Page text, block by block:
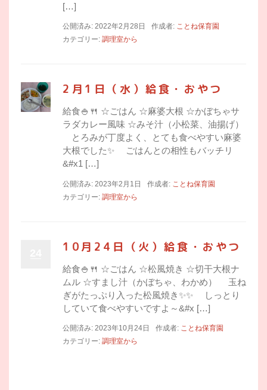
[…]
公開済み: 2022年2月28日 作成者: ことね保育園
カテゴリー: 調理室から
2月1日（水）給食・おやつ
給食🍚🍴 ☆ごはん ☆麻婆大根 ☆かぼちゃサ
ラダカレー風味 ☆みそ汁（小松菜、油揚げ）
とろみが丁度よく、とても食べやすい麻婆
大根でした✨ ごはんとの相性もバッチリ
&#x1 […]
公開済み: 2023年2月1日 作成者: ことね保育園
カテゴリー: 調理室から
10月24日（火）給食・おやつ
給食🍚🍴 ☆ごはん ☆松風焼き ☆切干大根ナ
ムル ☆すまし汁（かぼちゃ、わかめ） 玉ね
ぎがたっぷり入った松風焼き✨✨ しっとり
していて食べやすいですよ～&#x […]
公開済み: 2023年10月24日 作成者: ことね保育園
カテゴリー: 調理室から